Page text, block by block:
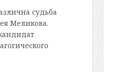
судьба
Меликова.